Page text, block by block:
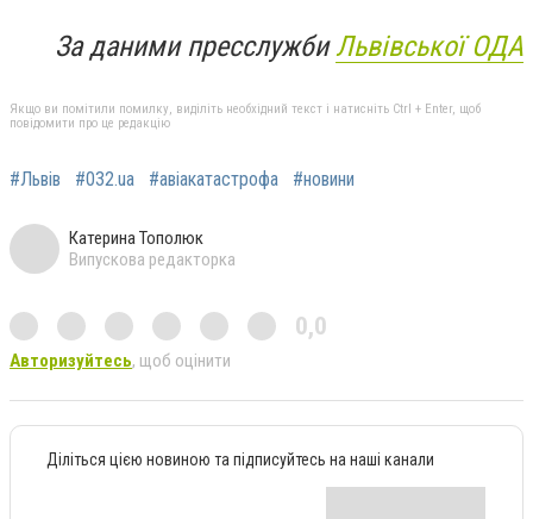
За даними пресслужбиЛьвівської ОДА
Якщо ви помітили помилку, виділіть необхідний текст і натисніть Ctrl + Enter, щоб
повідомити про це редакцію
#Львів #032.ua #авіакатастрофа #новини
Катерина Тополюк
Випускова редакторка
0,0
Авторизуйтесь, щоб оцінити
Діліться цією новиною та підписуйтесь на наші канали